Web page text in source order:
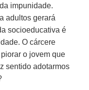
impunidade.
adultos gerará
socioeducativa é
O cárcere
o jovem que
sentido adotarmos